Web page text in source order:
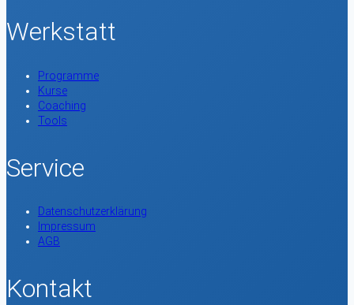
Werkstatt
Programme
Kurse
Coaching
Tools
Service
Datenschutzerklärung
Impressum
AGB
Kontakt